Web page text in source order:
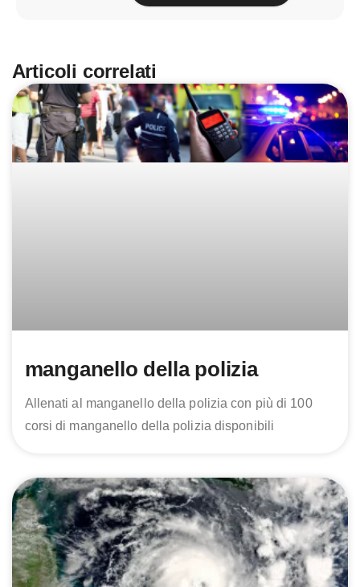
Articoli correlati
manganello della polizia
Allenati al manganello della polizia con più di 100
corsi di manganello della polizia disponibili